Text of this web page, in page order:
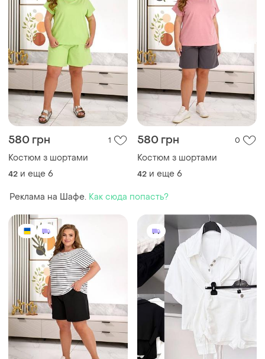
580 грн 1
Костюм з шортами
42 и еще 6
580 грн 0
Костюм з шортами
42 и еще 6
Реклама на Шафе. Как сюда попасть?